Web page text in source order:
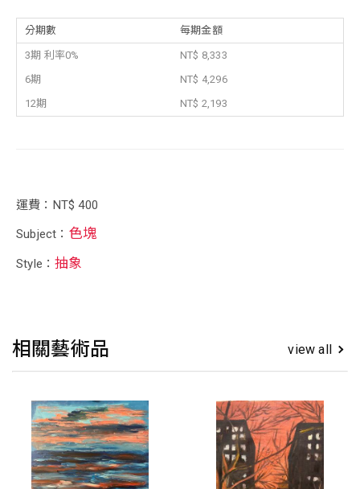
分期數 每期金額
3期 利率0%
NT$ 8,333
6期
NT$ 4,296
12期
NT$ 2,193
運費：NT$ 400
Subject： 色塊
Style：抽象
相關藝術品 view all